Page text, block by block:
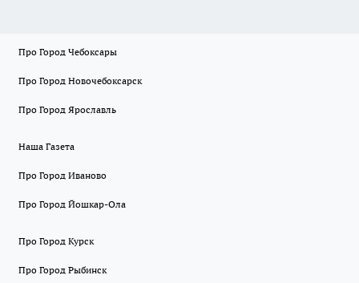
Про Город Чебоксары
Про Город Новочебоксарск
Про Город Ярославль
Наша Газета
Про Город Иваново
Про Город Йошкар-Ола
Про Город Курск
Про Город Рыбинск